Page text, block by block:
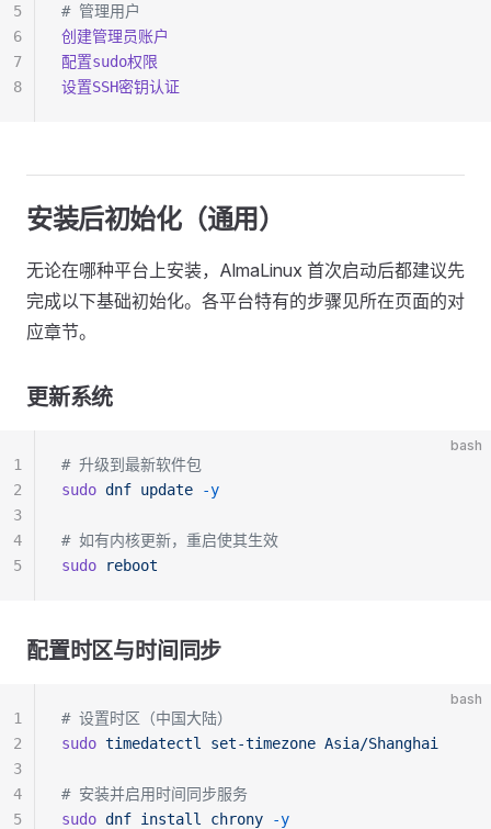
# 管理用户
创建管理员账户
配置sudo权限
设置SSH密钥认证
5
6
7
8
安装后初始化（通用）
无论在哪种平台上安装，AlmaLinux 首次启动后都建议先
完成以下基础初始化。各平台特有的步骤见所在页面的对
应章节。
更新系统
bash
# 升级到最新软件包
sudo dnf update -y
# 如有内核更新，重启使其生效
sudo reboot
1
2
3
4
5
配置时区与时间同步
bash
# 设置时区（中国大陆）
sudo timedatectl set-timezone Asia/Shanghai
# 安装并启用时间同步服务
sudo dnf install chrony -y
1
2
3
4
5